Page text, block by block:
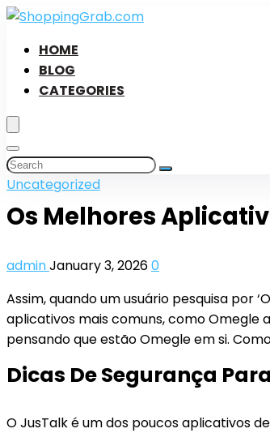
HOME
BLOG
CATEGORIES
Uncategorized
Os Melhores
adminJanuary 3, 20260
Assim, quando um usuário pesquisa por
aplicativos mais comuns, como Omegle
pensando que estão Omegle em si.
Dicas De Segurança
O JusTalk é um dos poucos aplicativos